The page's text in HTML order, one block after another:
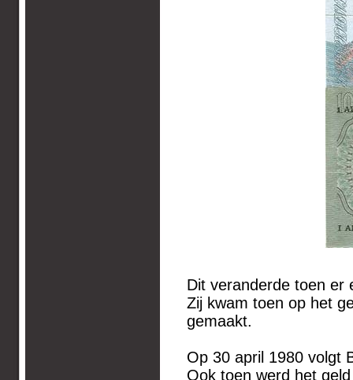
Dit veranderde toen er
Zij kwam toen op het
gemaakt.
Op 30 april 1980 volgt
Ook toen werd het